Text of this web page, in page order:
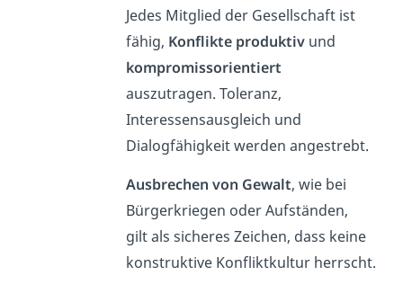
Jedes Mitglied der Gesellschaft ist
fähig, Konflikte produktiv und
kompromissorientiert
auszutragen. Toleranz,
Interessensausgleich und
Dialogfähigkeit werden angestrebt.
Ausbrechen von Gewalt, wie bei
Bürgerkriegen oder Aufständen,
gilt als sicheres Zeichen, dass keine
konstruktive Konfliktkultur herrscht.